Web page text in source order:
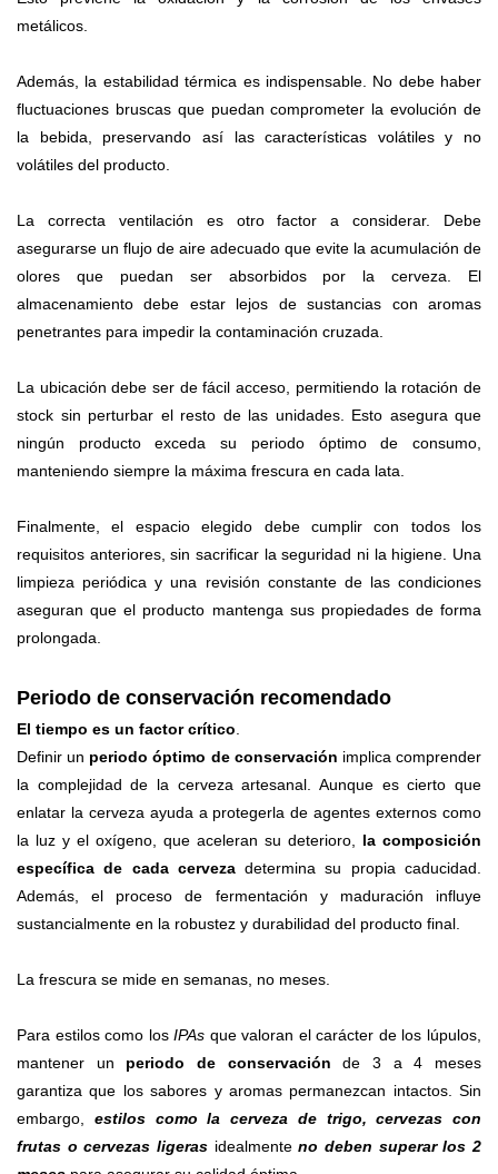
metálicos.
Además, la estabilidad térmica es indispensable. No debe haber
fluctuaciones bruscas que puedan comprometer la evolución de
la bebida, preservando así las características volátiles y no
volátiles del producto.
La correcta ventilación es otro factor a considerar. Debe
asegurarse un flujo de aire adecuado que evite la acumulación de
olores que puedan ser absorbidos por la cerveza. El
almacenamiento debe estar lejos de sustancias con aromas
penetrantes para impedir la contaminación cruzada.
La ubicación debe ser de fácil acceso, permitiendo la rotación de
stock sin perturbar el resto de las unidades. Esto asegura que
ningún producto exceda su periodo óptimo de consumo,
manteniendo siempre la máxima frescura en cada lata.
Finalmente, el espacio elegido debe cumplir con todos los
requisitos anteriores, sin sacrificar la seguridad ni la higiene. Una
limpieza periódica y una revisión constante de las condiciones
aseguran que el producto mantenga sus propiedades de forma
prolongada.
Periodo de conservación recomendado
El tiempo es un factor crítico
Definir un periodo óptimo de conservación implica comprender
la complejidad de la cerveza artesanal. Aunque es cierto que
enlatar la cerveza ayuda a protegerla de agentes externos como
la luz y el oxígeno, que aceleran su deterioro, la composición
específica de cada cervezadetermina su propia caducidad.
Además, el proceso de fermentación y maduración influye
sustancialmente en la robustez y durabilidad del producto final.
La frescura se mide en semanas, no meses.
Para estilos como losIPAs que valoran el carácter de los lúpulos,
mantener un periodo de conservación de 3 a 4 meses
garantiza que los sabores y aromas permanezcan intactos. Sin
embargo, estilos como la cerveza de trigo, cervezas con
frutas o cervezas ligeras idealmenteno deben superar los 2